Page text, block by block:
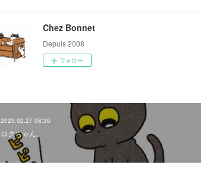
Chez Bonnet
Depuis 2008
フォロー
2023.02.27 08:30
ロクちゃん。